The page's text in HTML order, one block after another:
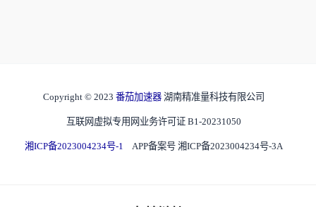
Copyright © 2023 番茄加速器 湖南精准量科技有限公司
互联网虚拟专用网业务许可证 B1-20231050
湘ICP备2023004234号-1 APP备案号 湘ICP备2023004234号-3A